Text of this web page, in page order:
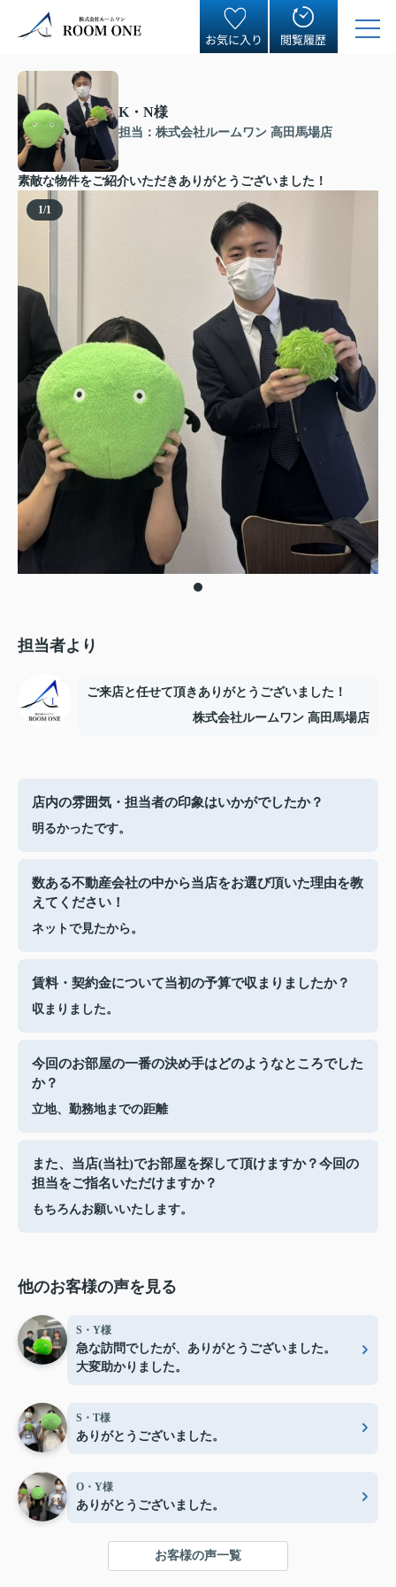
お気に入り 閲覧履歴
K・N様
担当：株式会社ルームワン 高田馬場店
素敵な物件をご紹介いただきありがとうございました！
1/1
担当者より
ご来店と任せて頂きありがとうございました！
株式会社ルームワン 高田馬場店
店内の雰囲気・担当者の印象はいかがでしたか？
明るかったです。
数ある不動産会社の中から当店をお選び頂いた理由を教
えてください！
ネットで見たから。
賃料・契約金について当初の予算で収まりましたか？
収まりました。
今回のお部屋の一番の決め手はどのようなところでした
か？
立地、勤務地までの距離
また、当店(当社)でお部屋を探して頂けますか？今回の
担当をご指名いただけますか？
もちろんお願いいたします。
他のお客様の声を見る
S・Y様
急な訪問でしたが、ありがとうございました。
大変助かりました。
S・T様
ありがとうございました。
O・Y様
ありがとうございました。
お客様の声一覧